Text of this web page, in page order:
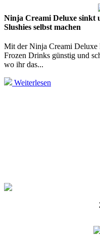
Ninja Creami Deluxe sinkt
Slushies selbst machen
Mit der Ninja Creami Deluxe
Frozen Drinks günstig und
wo ihr das...
Weiterlesen